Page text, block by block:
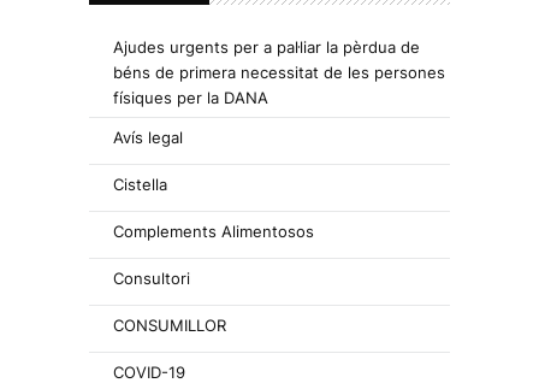
Ajudes urgents per a pal·liar la pèrdua de
béns de primera necessitat de les persones
físiques per la DANA
Avís legal
Cistella
Complements Alimentosos
Consultori
CONSUMILLOR
COVID-19